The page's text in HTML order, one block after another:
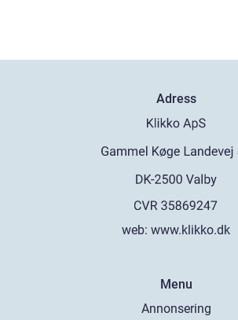
Adress
web: www.klikko.dk
Menu
Annonsering